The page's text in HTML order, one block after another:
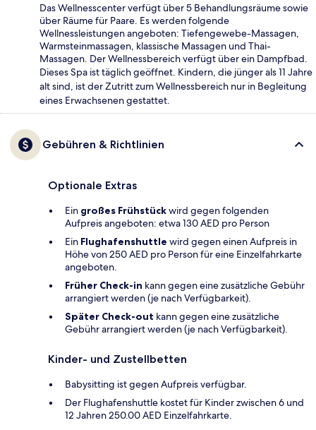
Das Wellnesscenter verfügt über 5 Behandlungsräume sowie
über Räume für Paare. Es werden folgende
Wellnessleistungen angeboten: Tiefengewebe-Massagen,
Warmsteinmassagen, klassische Massagen und Thai-
Massagen. Der Wellnessbereich verfügt über ein Dampfbad.
Dieses Spa ist täglich geöffnet. Kindern, die jünger als 11 Jahre
alt sind, ist der Zutritt zum Wellnessbereich nur in Begleitung
eines Erwachsenen gestattet.
Gebühren & Richtlinien
Optionale Extras
Ein großes Frühstückwird gegen folgenden
Aufpreis angeboten: etwa 130 AED pro Person
Ein Flughafenshuttle wird gegen einen Aufpreis in
Höhe von 250 AED pro Person für eine Einzelfahrkarte
angeboten.
Früher Check-in kann gegen eine zusätzliche Gebühr
arrangiert werden (je nach Verfügbarkeit).
Später Check-out kann gegen eine zusätzliche
Gebühr arrangiert werden (je nach Verfügbarkeit).
Kinder- und Zustellbetten
Babysitting ist gegen Aufpreis verfügbar.
Der Flughafenshuttle kostet für Kinder zwischen 6 und
12 Jahren 250.00 AED Einzelfahrkarte.